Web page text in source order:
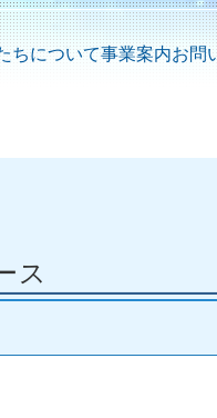
ちについて事業案内お問
ス